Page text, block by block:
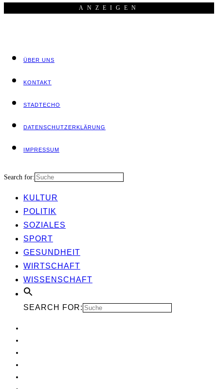
ANZEI­GEN
ÜBER UNS
KON­TAKT
STADT­ECHO
DATEN­SCHUTZ­ER­KLÄ­RUNG
IMPRES­SUM
Search for:
KUL­TUR
POLI­TIK
SOZIA­LES
SPORT
GESUND­HEIT
WIRT­SCHAFT
WIS­SEN­SCHAFT
SEARCH FOR: